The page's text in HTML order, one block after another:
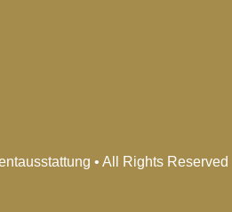
• All Rights Reserved